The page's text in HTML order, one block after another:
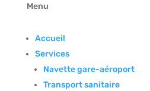
Menu
Accueil
Services
Navette gare-aéroport
Transport sanitaire